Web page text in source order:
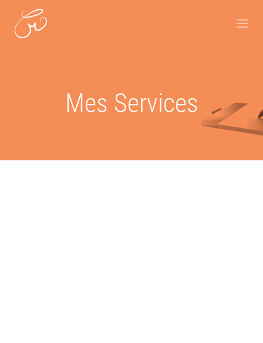
Mes Services